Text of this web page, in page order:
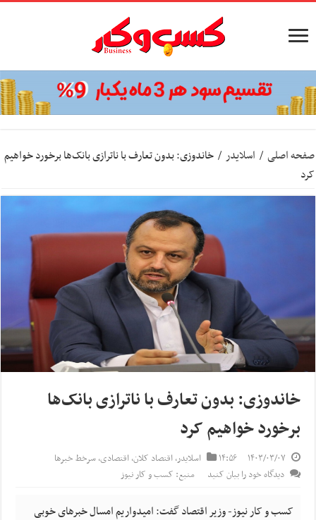
صفحه اصلی / اسلایدر / خاندوزی: بدون تعارف با ناترازی بانک‌ها برخورد خواهیم
کرد
خاندوزی: بدون تعارف با ناترازی بانک‌ها
برخورد خواهیم کرد
۱۴۰۳/۰۳/۰۷ ۱۴:۵۶ اسلایدر,اقتصاد کلان,اقتصادی,سرخط خبرها
دیدگاه خود را بیان کنید
منبع: کسب و کار نیوز
کسب و کار نیوز- وزیر اقتصاد گفت: امیدواریم امسال خبر‌های خوبی